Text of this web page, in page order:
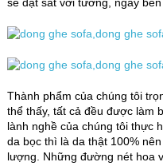
Thành phẩm của chúng tôi
thể thấy, tất cả đều được làm
lành nghề của chúng tôi thực
da bọc thì là da thật 100%
lượng. Những đường nét hoa